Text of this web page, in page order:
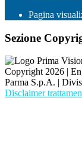
Pagina
Sezione
Copyright 2026 |
Parma S.p.A. |
Disclaimer